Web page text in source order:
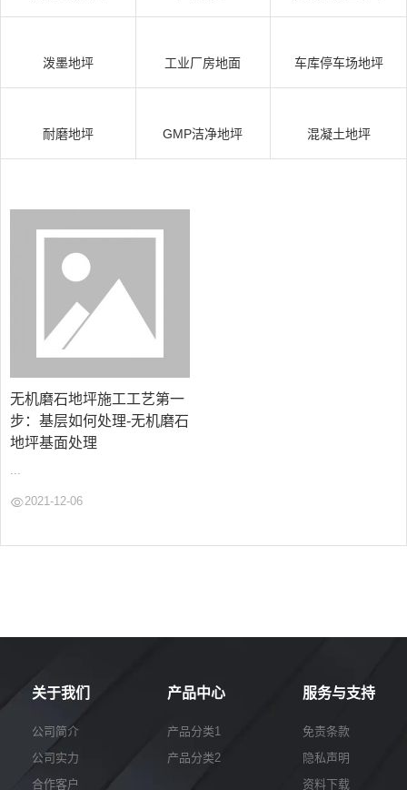
泼墨地坪 工业厂房地面 车库停车场地坪
耐磨地坪 GMP洁净地坪 混凝土地坪
无机磨石地坪施工工艺第一
步：基层如何处理-无机磨石
地坪基面处理
...
2021-12-06
关于我们
公司简介
公司实力
合作客户
产品中心
产品分类1
产品分类2
服务与支持
免责条款
隐私声明
资料下载